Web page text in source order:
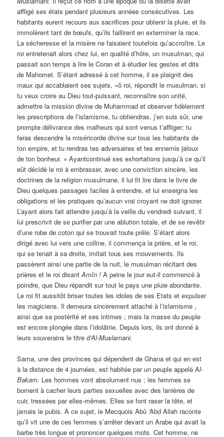
affligé ses états pendant plusieurs années consécutives. Les
habitants eurent recours aux sacrifices pour obtenir la pluie, et ils
immolèrent tant de bœufs, qu’ils faillirent en exterminer la race.
La sécheresse et la misère ne faisaient toutefois qu’accroître. Le
roi entretenait alors chez lui, en qualité d’hôte, un musulman, qui
passait son temps à lire le Coran et à étudier les gestes et dits
de Mahomet. S’étant adressé à cet homme, il se plaignit des
maux qui accablaient ses sujets, «ô roi, répondit le musulman, si
tu veux croire au Dieu tout-puissant, reconnaître son unité,
admettre la mission divine de Muhammad et observer fidèlement
les prescriptions de l’islamisme, tu obtiendras, j’en suis sûr, une
prompte délivrance des malheurs qui sont venus t’affliger; tu
feras descendre la miséricorde divine sur tous les habitants de
ton empire, et tu rendras tes adversaires et tes ennemis jaloux
de ton bonheur. » Ayantcontinué ses exhortations jusqu’à ce qu’il
eût décidé le roi à embrasser, avec une conviction sincère, les
doctrines de la religion musulmane, il lui fit lire dans le livre de
Dieu quelques passages faciles à entendre, et lui enseigna les
obligations et les pratiques qu’aucun vrai croyant ne doit ignorer.
L’ayant alors fait attendre jusqu’à la veille du vendredi suivant, il
lui prescrivit de se purifier par une ablution totale, et de se revêtir
d’une robe de coton qui se trouvait toute prêle. S’étant alors
dirigé avec lui vers une colline, il commença la prière, et le roi,
qui se tenait à sa droite, imitait tous ses mouvements. Ils
passèrent ainsi une partie de la nuit, le musulman récitant des
prières et le roi disantAmîn !A peine le jour eut-il commencé à
poindre, que Dieu répandit sur tout le pays une pluie abondante.
Le roi fit aussitôt briser toutes les idoles de ses Etats et expulser
les magiciens. Il demeura sincèrement attaché à l’islamisme ,
ainsi que sa postérité et ses intimes ; mais la masse du peuple
est encore plongée dans l’idolâtrie. Depuis lors, ils ont donné à
leurs souverains le titred’Al-Muslamani.
Sama, une des provinces qui dépendent de Ghana et qui en est
à la distance de 4 journées, est habitée par un peuple appelé Al-
Bakam. Les hommes vont absolument nus ; les femmes se
bornent à cacher leurs parties sexuelles avec des lanières de
cuir, tressées par elles-mêmes. Elles se font raser la tête, et
jamais le pubis. A ce sujet, le Mecquois Abû ‘Abd Allah raconte
qu’il vit une de ces femmes s’arrêter devant un Arabe qui avait la
barbe très longue et prononcer quelques mots. Cet homme, ne